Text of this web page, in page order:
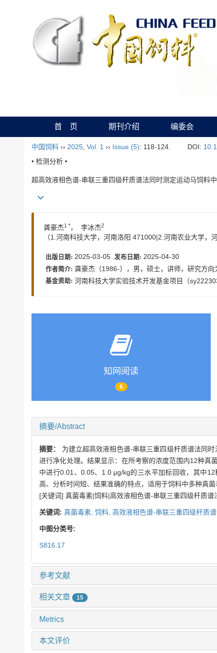
首 页 期刊介绍 编委会
中国饲料 ›› 2025 Vol. 1 ›› Issue (5): 118-124. DOI:
• 检测分析 •
超高效液相色谱-串联三重四级杆质谱法同时测定运动马饲料
龚豪杰1 *， 李冰杰2
（1.河南科技大学，河南洛阳 471000|2.河南农业大学，
出版日期: 2025-03-05 发布日期: 2025-04-30
作者简介: 龚豪杰（1986-），男，硕士，讲师，研究方
基金资助: 河南科技大学实验技术开发基金项目（
知网阅读
6
摘要/Abstract
摘要： 为建立超高效液相色谱-串联三重四级杆质谱法同
进行净化处理。结果显示：在所考察的浓度范围内12种
中进行0.01、0.05、1.0 μg/kg的三水平加标回收，其中
高、分析时间短、结果准确的特点，适用于饲料中多种真
[关键词] 真菌毒素|饲料|高效液相色谱-串联三重四级杆质谱
关键词: 真菌毒素, 饲料, 高效液相色谱-串联三重四级杆质
中图分类号:
S816.17
参考文献
相关文章 15
Metrics
本文评价